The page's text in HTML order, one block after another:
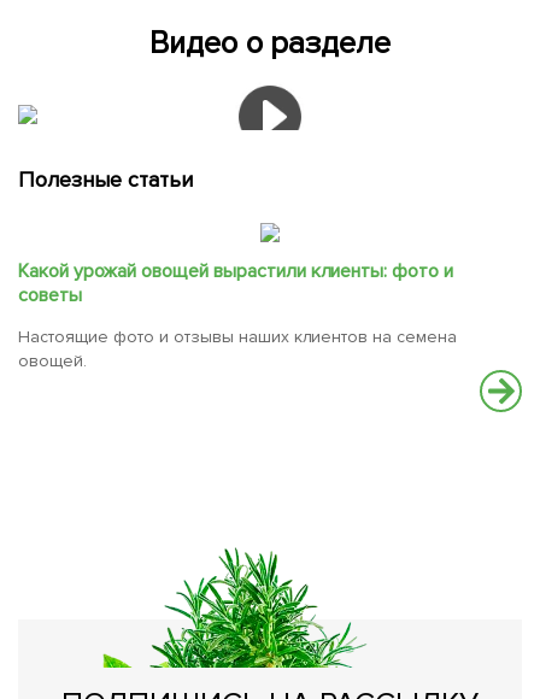
Видео о разделе
Полезные статьи
Какой урожай овощей вырастили клиенты: фото и
советы
Настоящие фото и отзывы наших клиентов на семена
овощей.